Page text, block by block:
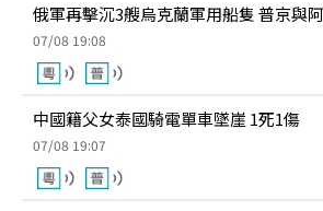
俄軍再擊沉3艘烏克蘭軍用船隻 普京與
07/08 19:08
中國籍父女泰國騎電單車墜崖 1死1傷
07/08 19:07